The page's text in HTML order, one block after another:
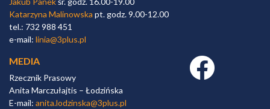
Katarzyna Malinowska pt. godz. 9.00-12.00
tel.: 732 988 451
e-mail: linia@3plus.pl
MEDIA
Rzecznik Prasowy
Anita Marczułajtis – Łodzińska
E-mail: anita.lodzinska@3plus.pl
Facebook link